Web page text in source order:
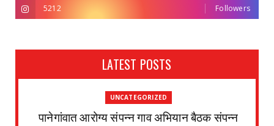
5212 Followers
LATEST POSTS
UNCATEGORIZED
पानेगांवात आरोग्य संपन्न गाव अभियान बैठक संपन्न